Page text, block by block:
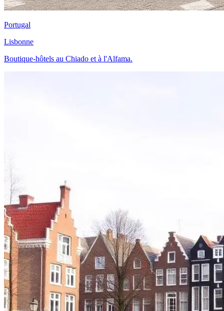
Portugal
Lisbonne
Boutique-hôtels au Chiado et à l'Alfama.